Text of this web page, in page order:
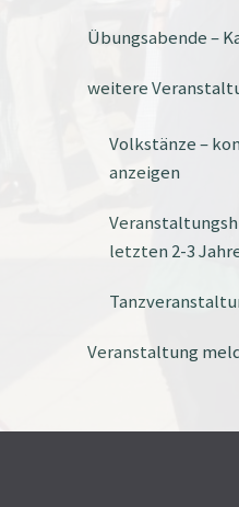
Übungsabende –
weitere
Volkstänze –
anzeigen
letzten 2-3
Veranstaltung